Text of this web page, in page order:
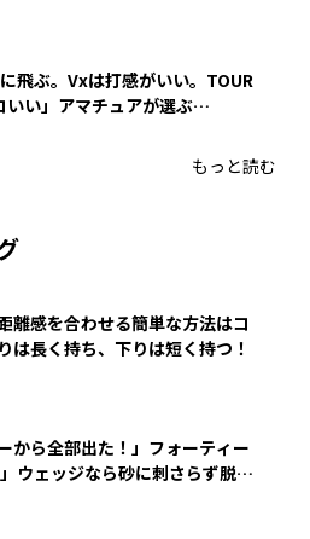
に飛ぶ。Vxは打感がいい。TOUR
いい」アマチュアが選ぶ
もっと読む
離感を合わせる簡単な方法はコ
長く持ち、下りは短く持つ！
から全部出た！」フォーティー
ウェッジなら砂に刺さらず脱出